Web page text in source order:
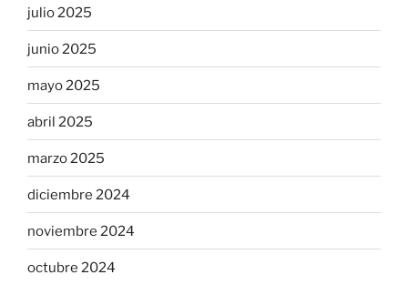
julio 2025
junio 2025
mayo 2025
abril 2025
marzo 2025
diciembre 2024
noviembre 2024
octubre 2024